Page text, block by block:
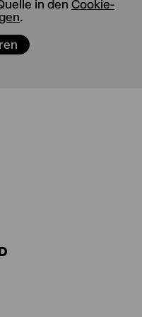
kommenden
entwickeln.
in den Cookie-
.